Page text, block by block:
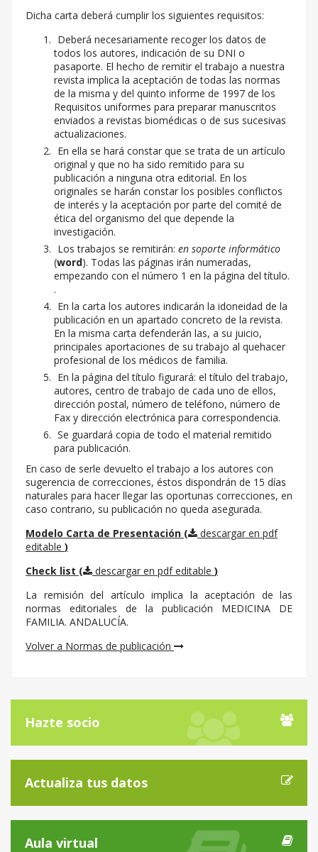
Dicha carta deberá cumplir los siguientes requisitos:
Deberá necesariamente recoger los datos de
todos los autores, indicación de su DNI o
pasaporte. El hecho de remitir el trabajo a nuestra
revista implica la aceptación de todas las normas
de la misma y del quinto informe de 1997 de los
Requisitos uniformes para preparar manuscritos
enviados a revistas biomédicas o de sus sucesivas
actualizaciones.
En ella se hará constar que se trata de un artículo
original y que no ha sido remitido para su
publicación a ninguna otra editorial. En los
originales se harán constar los posibles conflictos
de interés y la aceptación por parte del comité de
ética del organismo del que depende la
investigación.
Los trabajos se remitirán: en soporte informático
(word). Todas las páginas irán numeradas,
empezando con el número 1 en la página del título.
.
En la carta los autores indicarán la idoneidad de la
publicación en un apartado concreto de la revista.
En la misma carta defenderán las, a su juicio,
principales aportaciones de su trabajo al quehacer
profesional de los médicos de familia.
En la página del título figurará: el título del trabajo,
autores, centro de trabajo de cada uno de ellos,
dirección postal, número de teléfono, número de
Fax y dirección electrónica para correspondencia.
Se guardará copia de todo el material remitido
para publicación.
En caso de serle devuelto el trabajo a los autores con
sugerencia de correcciones, éstos dispondrán de 15 días
naturales para hacer llegar las oportunas correcciones, en
caso contrario, su publicación no queda asegurada.
Modelo Carta de Presentación (
descargar en pdf
editable )
Check list (
descargar en pdf editable )
La remisión del artículo implica la aceptación de las
normas editoriales de la publicación MEDICINA DE
FAMILIA. ANDALUCÍA.
Volver a Normas de publicación
Hazte socio
Actualiza tus datos
Aula virtual